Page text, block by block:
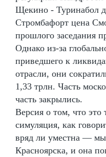
Щекино - Туринабол
Стромбафорт цена
прошлого заседания
Однако из-за
приведшего к
отрасли, они
1,33 трлн. Часть
часть закрылись.
Версия о том, что это
симуляция, как
вряд ли уместна — мы
Красноярска, и она